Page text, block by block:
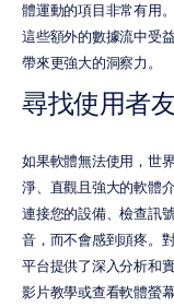
體運動的項目非常有用
這些額外的數據流中受
帶來更強大的洞察力。
尋找使用者
如果軟體無法使用，世
淨、直觀且強大的軟體
連接您的設備、檢查訊
音，而不會感到頭疼。
平台提供了深入分析和
影片教學或查看軟體螢